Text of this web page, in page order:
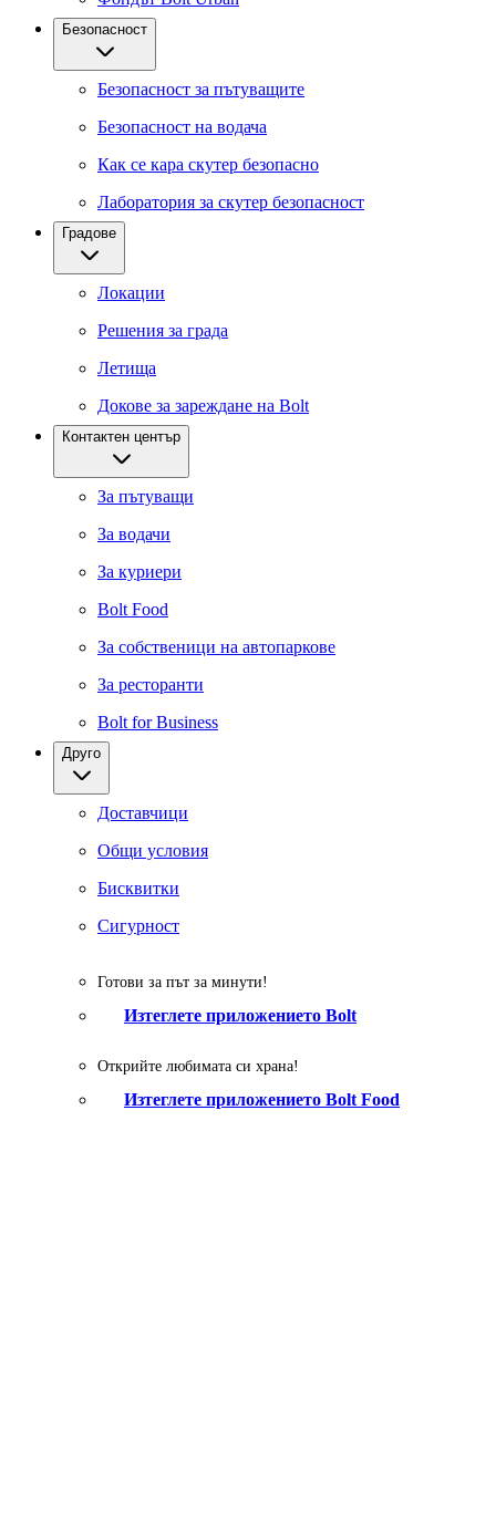
Безопасност
Безопасност за пътуващите
Безопасност на водача
Как се кара скутер безопасно
Лаборатория за скутер безопасност
Градове
Локации
Решения за града
Летища
Докове за зареждане на Bolt
Контактен център
За пътуващи
За водачи
За куриери
Bolt Food
За собственици на автопаркове
За ресторанти
Bolt for Business
Друго
Доставчици
Общи условия
Бисквитки
Сигурност
Готови за път за минути!
Изтеглeте приложението Bolt
Открийте любимата си храна!
Изтеглете приложението Bolt Food